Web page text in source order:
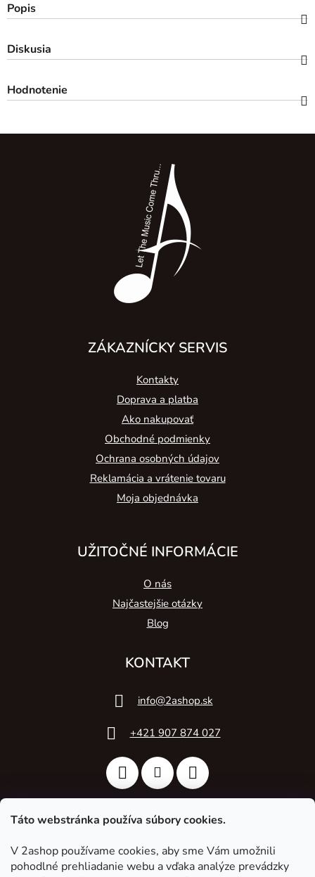
Táto webstránka používa súbory cookies.
V 2ashop používame cookies, aby sme Vám umožnili
pohodlné prehliadanie webu a vďaka analýze prevádzky
Popis
Diskusia
Hodnotenie
ZÁKAZNÍCKY SERVIS
Kontakty
Doprava a platba
Ako nakupovať
Obchodné podmienky
Ochrana osobných údajov
Reklamácia a vrátenie tovaru
Moja objednávka
UŽITOČNÉ INFORMÁCIE
O nás
Najčastejšie otázky
Blog
KONTAKT
info@2ashop.sk
+421 907 874 027
2A Acoustic